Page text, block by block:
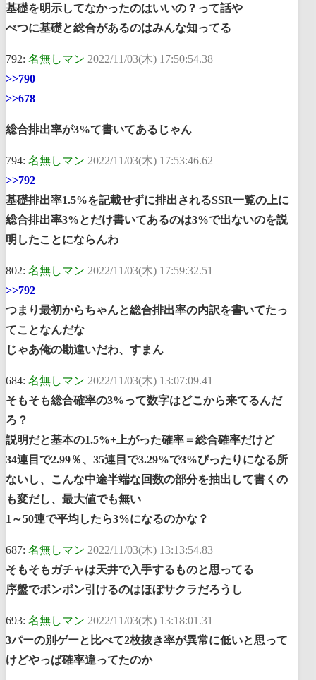
基礎を明示してなかったのはいいの？って話や
べつに基礎と総合があるのはみんな知ってる
792: 名無しマン 2022/11/03(木) 17:50:54.38
>>790
>>678
総合排出率が3%て書いてあるじゃん
794: 名無しマン 2022/11/03(木) 17:53:46.62
>>792
基礎排出率1.5%を記載せずに排出されるSSR一覧の上に
総合排出率3%とだけ書いてあるのは3%で出ないのを説
明したことにならんわ
802: 名無しマン 2022/11/03(木) 17:59:32.51
>>792
つまり最初からちゃんと総合排出率の内訳を書いてたっ
てことなんだな
じゃあ俺の勘違いだわ、すまん
684: 名無しマン 2022/11/03(木) 13:07:09.41
そもそも総合確率の3%って数字はどこから来てるんだ
ろ？
説明だと基本の1.5%+上がった確率＝総合確率だけど
34連目で2.99％、35連目で3.29%で3%ぴったりになる所
ないし、こんな中途半端な回数の部分を抽出して書くの
も変だし、最大値でも無い
1～50連で平均したら3%になるのかな？
687: 名無しマン 2022/11/03(木) 13:13:54.83
そもそもガチャは天井で入手するものと思ってる
序盤でポンポン引けるのはほぼサクラだろうし
693: 名無しマン 2022/11/03(木) 13:18:01.31
3パーの別ゲーと比べて2枚抜き率が異常に低いと思って
けどやっぱ確率違ってたのか